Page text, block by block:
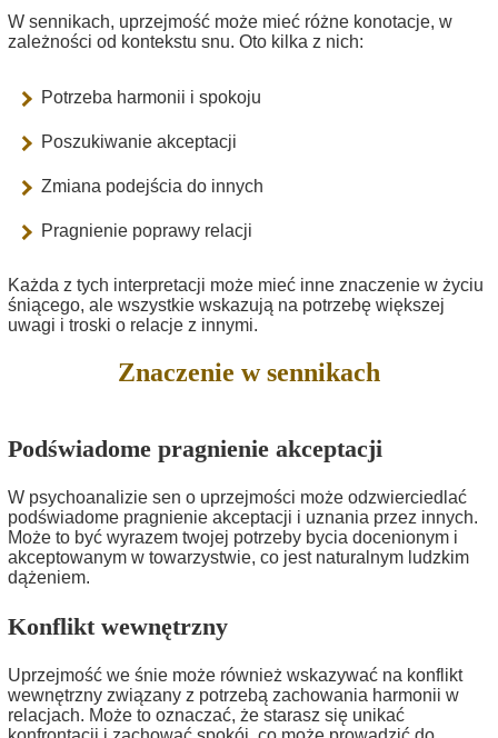
W sennikach, uprzejmość może mieć różne konotacje, w
zależności od kontekstu snu. Oto kilka z nich:
Potrzeba harmonii i spokoju
Poszukiwanie akceptacji
Zmiana podejścia do innych
Pragnienie poprawy relacji
Każda z tych interpretacji może mieć inne znaczenie w życiu
śniącego, ale wszystkie wskazują na potrzebę większej
uwagi i troski o relacje z innymi.
Znaczenie w sennikach
Podświadome pragnienie akceptacji
W psychoanalizie sen o uprzejmości może odzwierciedlać
podświadome pragnienie akceptacji i uznania przez innych.
Może to być wyrazem twojej potrzeby bycia docenionym i
akceptowanym w towarzystwie, co jest naturalnym ludzkim
dążeniem.
Konflikt wewnętrzny
Uprzejmość we śnie może również wskazywać na konflikt
wewnętrzny związany z potrzebą zachowania harmonii w
relacjach. Może to oznaczać, że starasz się unikać